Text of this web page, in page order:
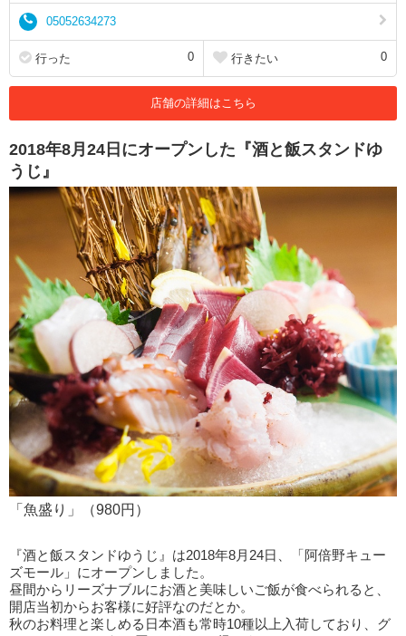
05052634273
行った 0 行きたい 0
店舗の詳細はこちら
2018年8月24日にオープンした『酒と飯スタンドゆ
うじ』
「魚盛り」（980円）
『酒と飯スタンドゆうじ』は2018年8月24日、「阿倍野キュー
ズモール」にオープンしました。
昼間からリーズナブルにお酒と美味しいご飯が食べられると、
開店当初からお客様に好評なのだとか。
秋のお料理と楽しめる日本酒も常時10種以上入荷しており、グ